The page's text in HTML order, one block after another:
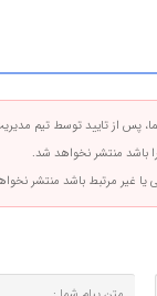
پس از تایید توسط تیم
باشد منتشر نخواهد شد.
یا غیر مرتبط باشد منتشر